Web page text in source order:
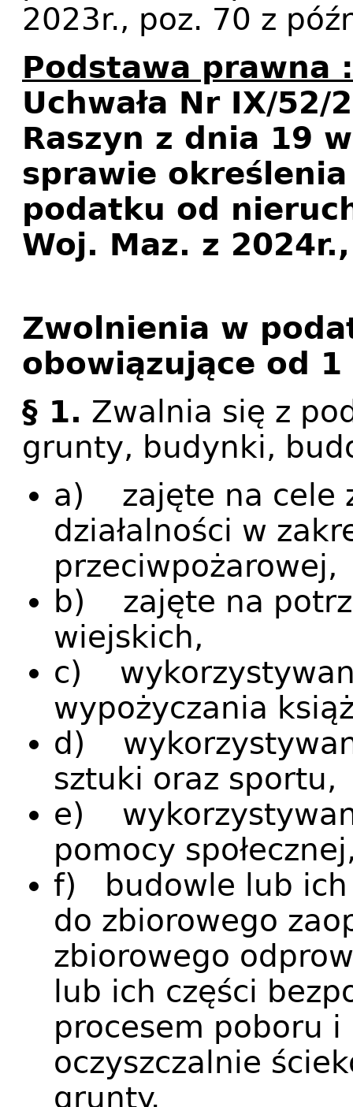
2023r., poz. 70 z
Podstawa prawna :
Uchwała Nr IX/52/
Raszyn z dnia 19
sprawie
podatku od
Woj. Maz. z
Zwolnienia w
obowiązujące od
§ 1. Zwalnia się z
grunty, budynki,
a) zajęte na cele
działalności w
przeciwpożarowej,
b) zajęte na
wiejskich,
c)
wypożyczania
d)
sztuki oraz sportu,
e)
pomocy
f) budowle lub ich
do zbiorowego
zbiorowego
lub ich części
procesem poboru
oczyszczalnie
grunty.